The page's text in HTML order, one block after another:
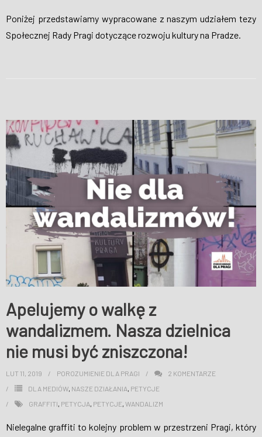
Poniżej przedstawiamy wypracowane z naszym udziałem tezy
Społecznej Rady Pragi dotyczące rozwoju kultury na Pradze.
Apelujemy o walkę z
wandalizmem. Nasza dzielnica
nie musi być zniszczona!
LUT 11, 2019 POROZUMIENIE DLA PRAGI 2 KOMENTARZE
DLA MEDIÓW, NASZE DZIAŁANIA, PETYCJE
GRAFFITI, PETYCJA, PETYCJE, WANDALIZM
Nielegalne graffiti to kolejny problem w przestrzeni Pragi, który